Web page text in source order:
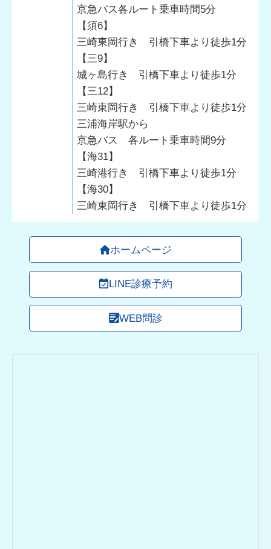
京急バス各ルート乗車時間5分
【須6】
三崎東岡行き 引橋下車より徒歩1分
【三9】
城ヶ島行き 引橋下車より徒歩1分
【三12】
三崎東岡行き 引橋下車より徒歩1分
三浦海岸駅から
京急バス 各ルート乗車時間9分
【海31】
三崎港行き 引橋下車より徒歩1分
【海30】
三崎東岡行き 引橋下車より徒歩1分
ホームページ
LINE診療予約
WEB問診